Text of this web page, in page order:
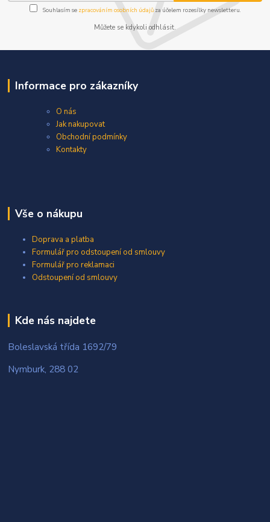
Souhlasím se zpracováním osobních údajůza účelem rozesílky newsletteru.
Můžete se kdykoli odhlásit.
Informace pro zákazníky
O nás
Jak nakupovat
Obchodní podmínky
Kontakty
Vše o nákupu
Doprava a platba
Formulář pro odstoupení od smlouvy
Formulář pro reklamaci
Odstoupení od smlouvy
Kde nás najdete
Boleslavská třída 1692/79
Nymburk, 288 02